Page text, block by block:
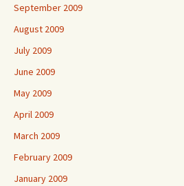
September 2009
August 2009
July 2009
June 2009
May 2009
April 2009
March 2009
February 2009
January 2009